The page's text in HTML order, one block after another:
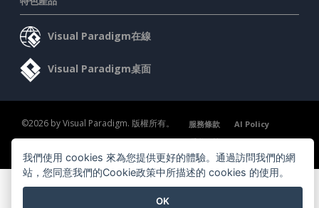
Visual Paradigm在線
Visual Paradigm桌面
©2026 by Visual Paradigm. 版權所有。 服務條款
AI Policy
隱私政策
Content Guidelines
安全概述
我們使用 cookies 來為您提供更好的體驗。通過訪問我們的網
站，您同意我們的Cookie政策中所描述的 cookies 的使用。
OK